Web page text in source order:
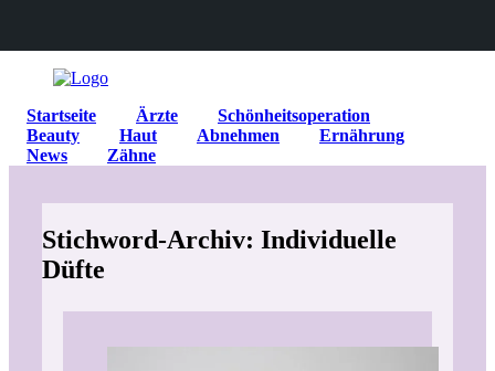
Startseite Ärzte
Schönheitsoperation
Beauty
Haut Abnehmen
Ernährung
News
Zähne
Stichword-Archiv: Individuelle
Düfte